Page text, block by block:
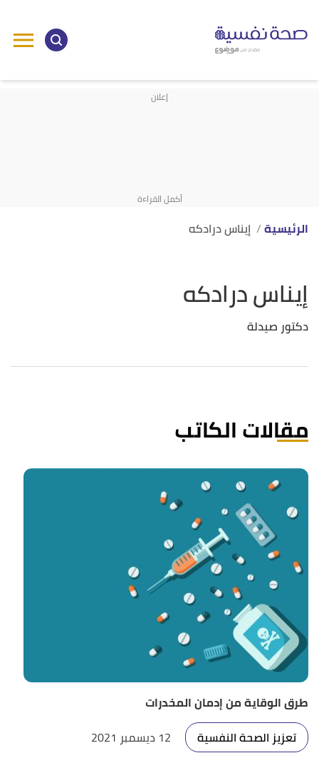
الرئيسية إيناس درادكه
إيناس درادكه
دكتور صيدلة
مقالات الكاتب
طرق الوقاية من إدمان المخدرات
تعزيز الصحة النفسية
12 ديسمبر 2021